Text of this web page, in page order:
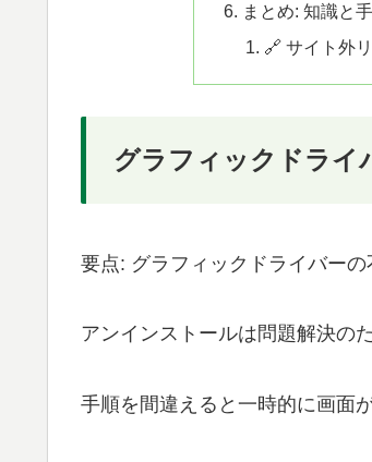
まとめ: 知識と
🔗 サイト外
グラフィックドライ
要点: グラフィックドライバー
アンインストールは問題解決の
手順を間違えると一時的に画面